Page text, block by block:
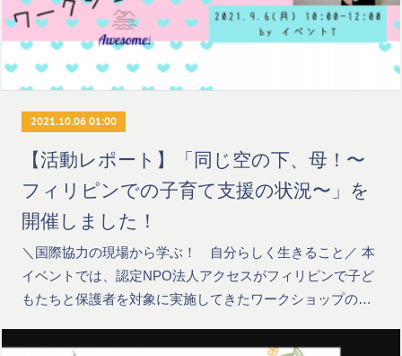
2021.10.06 01:00
【活動レポート】「同じ空の下、母！〜
フィリピンでの子育て支援の状況〜」を
開催しました！
＼国際協力の現場から学ぶ！ 自分らしく生きること／ 本
イベントでは、認定NPO法人アクセスがフィリピンで子ど
もたちと保護者を対象に実施してきたワークショップの…